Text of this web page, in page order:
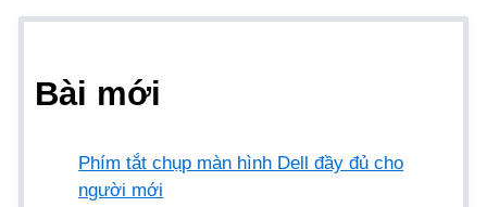
Bài mới
Phím tắt chụp màn hình Dell đầy đủ cho
người mới